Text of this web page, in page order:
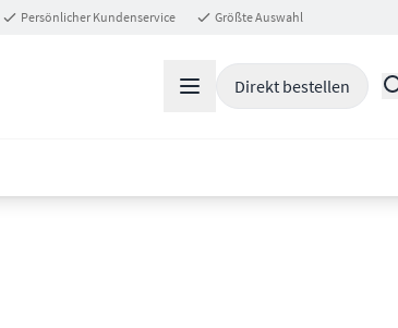
Persönlicher Kundenservice Größte Auswahl
Direkt bestellen